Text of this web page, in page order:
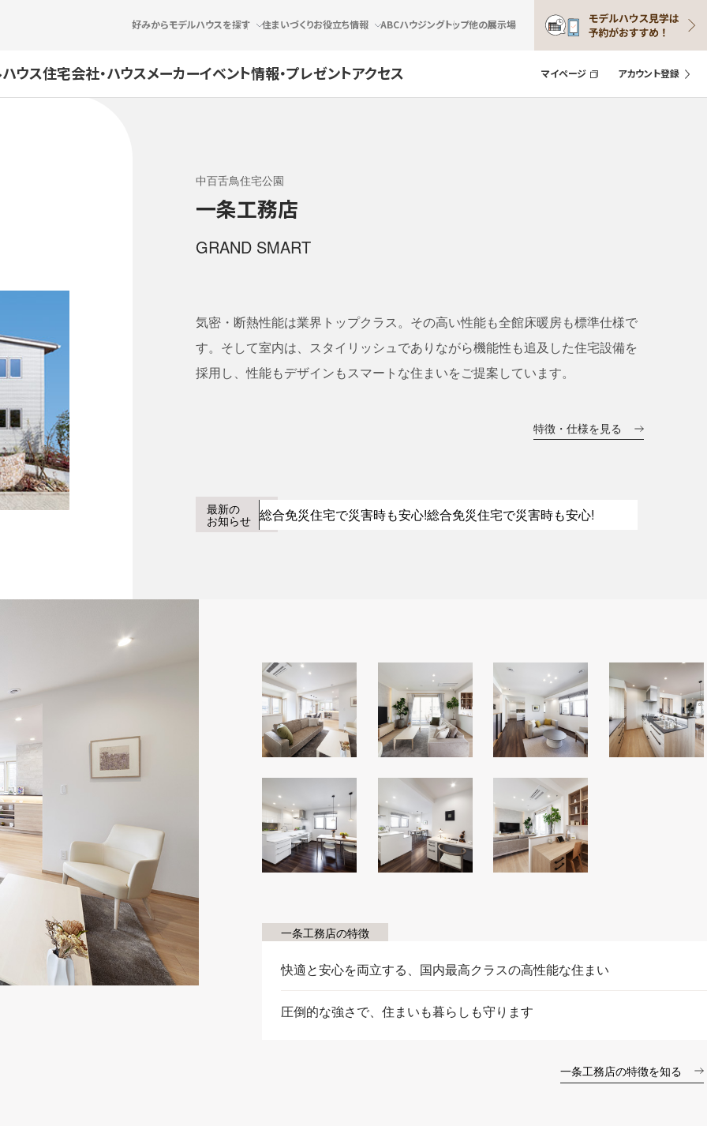
好みからモデルハウスを探す 住まいづくりお役立ち情報 ABCハウジングトップ他の展示場
ウス住宅会社・ハウスメーカーイベント情報・プレゼントアクセス マイページ アカウント登録
中百舌鳥住宅公園
一条工務店
GRAND SMART
気密・断熱性能は業界トップクラス。その高い性能も全館床暖房も標準仕様で
す。そして室内は、スタイリッシュでありながら機能性も追及した住宅設備を
採用し、性能もデザインもスマートな住まいをご提案しています。
特徴・仕様を見る
最新の
お知らせ 総合免災住宅で災害時も安心!総合免災住宅で災害時も安心!
一条工務店の特徴
快適と安心を両立する、国内最高クラスの高性能な住まい
圧倒的な強さで、住まいも暮らしも守ります
一条工務店の特徴を知る